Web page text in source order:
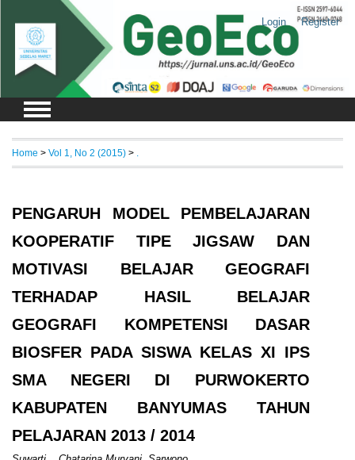
Login Register
Home > Vol 1, No 2 (2015) >
PENGARUH MODEL PEMBELAJARAN
KOOPERATIF TIPE JIGSAW DAN
MOTIVASI BELAJAR GEOGRAFI
TERHADAP HASIL BELAJAR
GEOGRAFI KOMPETENSI DASAR
BIOSFER PADA SISWA KELAS XI IPS
SMA NEGERI DI PURWOKERTO
KABUPATEN BANYUMAS TAHUN
PELAJARAN 2013 / 2014